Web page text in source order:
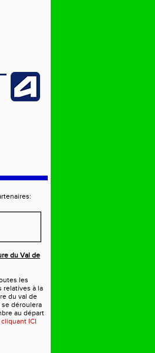
du Val de
les
relatives à la
du val de
se déroulera
au départ
cliquant ICI